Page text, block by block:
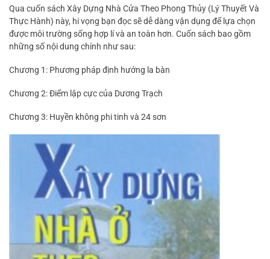
Qua cuốn sách Xây Dựng Nhà Cửa Theo Phong Thủy (Lý Thuyết Và
Thực Hành) này, hi vọng bạn đọc sẽ dễ dàng vận dụng để lựa chọn
được môi trường sống hợp lí và an toàn hơn. Cuốn sách bao gồm
những số nội dung chính như sau:
Chương 1: Phương pháp định hướng la bàn
Chương 2: Điểm lập cực của Dương Trạch
Chương 3: Huyền không phi tinh và 24 sơn